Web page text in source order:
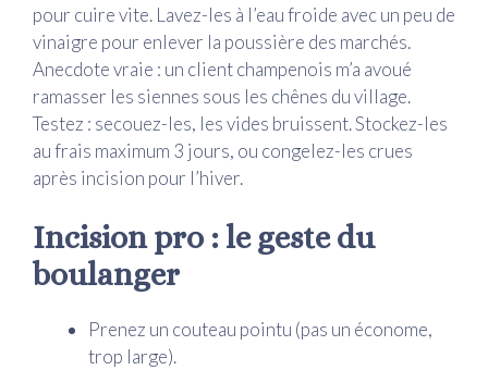
pour cuire vite. Lavez-les à l’eau froide avec un peu de
vinaigre pour enlever la poussière des marchés.
Anecdote vraie : un client champenois m’a avoué
ramasser les siennes sous les chênes du village.
Testez : secouez-les, les vides bruissent. Stockez-les
au frais maximum 3 jours, ou congelez-les crues
après incision pour l’hiver.
Incision pro : le geste du
boulanger
Prenez un couteau pointu (pas un économe,
trop large).